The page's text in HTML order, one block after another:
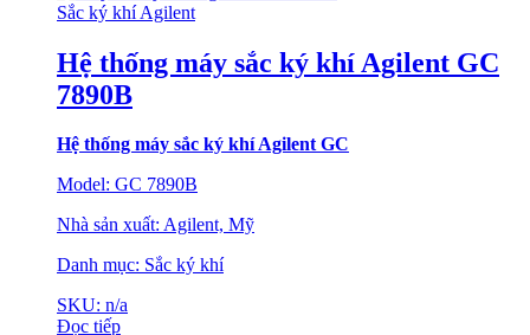
Sắc ký khí Agilent
Hệ thống máy sắc ký khí Agilent GC
7890B
Hệ thống máy sắc ký khí Agilent GC
Model: GC 7890B
Nhà sản xuất: Agilent, Mỹ
Danh mục: Sắc ký khí
SKU: n/a
Đọc tiếp